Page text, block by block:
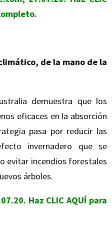
de la mano de la
demuestra que los
eficaces en la absorción
pasa por reducir las
invernadero que se
evitar incendios forestales
árboles.
Haz CLIC AQUÍpara